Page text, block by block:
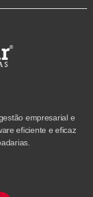
empresarial e
eficiente e eficaz